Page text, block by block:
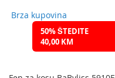
Brza kupovina
50% ŠTEDITE
40,00 KM